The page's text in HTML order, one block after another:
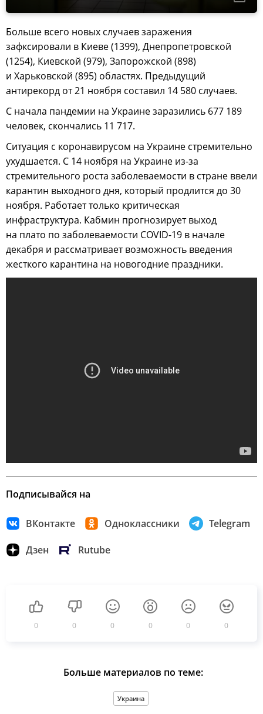
Больше всего новых случаев заражения
зафксировали в Киеве (1399), Днепропетровской
(1254), Киевской (979), Запорожской (898)
и Харьковской (895) областях. Предыдущий
антирекорд от 21 ноября составил 14 580 случаев.
С начала пандемии на Украине заразились 677 189
человек, скончались 11 717.
Ситуация с коронавирусом на Украине стремительно
ухудшается. С 14 ноября на Украине из-за
стремительного роста заболеваемости в стране ввели
карантин выходного дня, который продлится до 30
ноября. Работает только критическая
инфраструктура. Кабмин прогнозирует выход
на плато по заболеваемости COVID-19 в начале
декабря и рассматривает возможность введения
жесткого карантина на новогодние праздники.
Подписывайся на
ВКонтакте Одноклассники Telegram
Дзен Rutube
0 0 0 0 0 0
Больше материалов по теме:
Украина